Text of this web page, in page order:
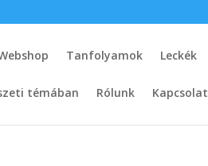
Tanfolyamok Leckék
témában Rólunk Kapcsolat